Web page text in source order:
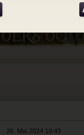
26. Mai 2024 10:43